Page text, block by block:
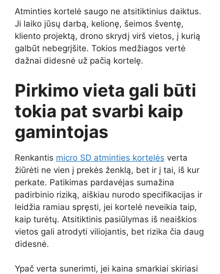
Atminties kortelė saugo ne atsitiktinius daiktus.
Ji laiko jūsų darbą, kelionę, šeimos šventę,
kliento projektą, drono skrydį virš vietos, į kurią
galbūt nebegrįšite. Tokios medžiagos vertė
dažnai didesnė už pačią kortelę.
Pirkimo vieta gali būti
tokia pat svarbi kaip
gamintojas
Renkantis micro SD atminties kortelės verta
žiūrėti ne vien į prekės ženklą, bet ir į tai, iš kur
perkate. Patikimas pardavėjas sumažina
padirbinio riziką, aiškiau nurodo specifikacijas ir
leidžia ramiau spręsti, jei kortelė neveikia taip,
kaip turėtų. Atsitiktinis pasiūlymas iš neaiškios
vietos gali atrodyti viliojantis, bet rizika čia daug
didesnė.
Ypač verta sunerimti, jei kaina smarkiai skiriasi